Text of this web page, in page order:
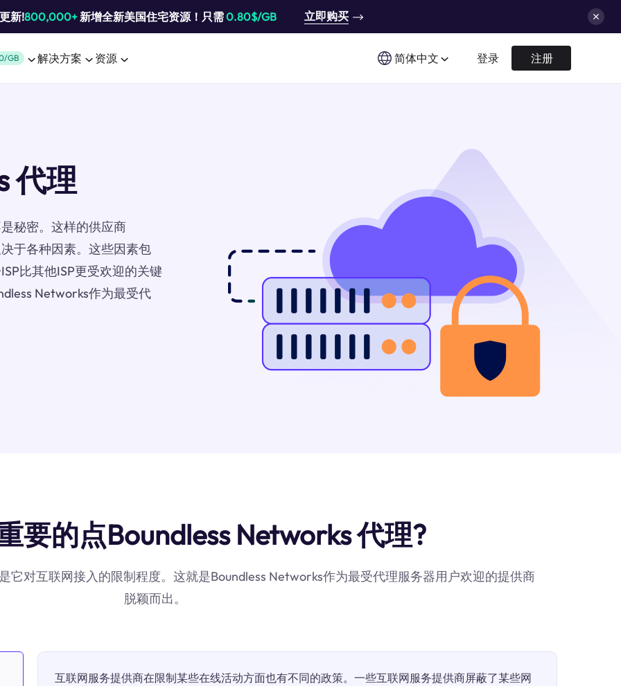
新!800,000+新增全新美国住宅资源！只需0.80$/GB 立即购买
GB 解决方案 资源 简体中文 登录 注册
代理
秘密。这样的供应商
于各种因素。这些因素包
比其他ISP更受欢迎的关键
Networks作为最受代
要的点Boundless Networks 代理?
它对互联网接入的限制程度。这就是Boundless Networks作为最受代理服务器用户欢迎的提供商
脱颖而出。
互联网服务提供商在限制某些在线活动方面也有不同的政策。一些互联网服务提供商屏蔽了某些网